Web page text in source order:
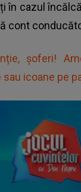
în cazul
cont
șoferi!
icoane pe